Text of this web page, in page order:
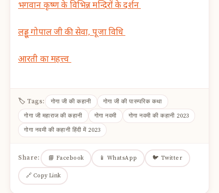
भगवान कृष्ण के विभिन्न मन्दिरों के दर्शन
लड्डू गोपाल जी की सेवा, पूजा विधि
आरती का महत्त्व
🏷 Tags: गोगा जी की कहानी
गोगा जी की पारम्परिक कथा
गोगा जी महाराज की कहानी
गोगा नवमी
गोगा नवमी की कहानी 2023
गोगा नवमी की कहानी हिंदी में 2023
Share: 📘 Facebook 📱 WhatsApp 🐦 Twitter
🔗 Copy Link